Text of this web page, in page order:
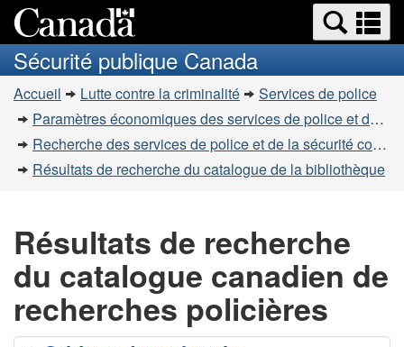
au
contenu
principal
à
la
version
HTML
simplifiée
Recherche
et
menus
et
Sécurité publique Canada
Vous
êtes
ici
Accueil Lutte contre la criminalité
Services de police
Paramètres économiques des services de police et de la sécurité communautaire
Recherche des services de police et de la sécurité communautaire
Résultats de recherche du catalogue de la bibliothèque
Résultats de recherche
du catalogue canadien de
recherches policières